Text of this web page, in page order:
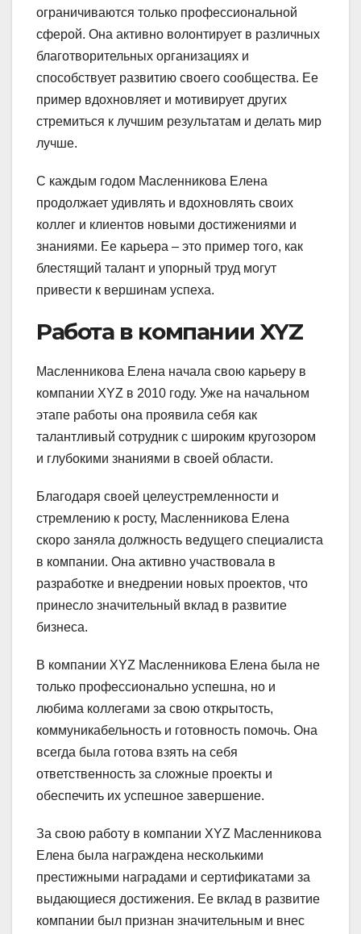
ограничиваются только профессиональной
сферой. Она активно волонтирует в различных
благотворительных организациях и
способствует развитию своего сообщества. Ее
пример вдохновляет и мотивирует других
стремиться к лучшим результатам и делать мир
лучше.
С каждым годом Масленникова Елена
продолжает удивлять и вдохновлять своих
коллег и клиентов новыми достижениями и
знаниями. Ее карьера – это пример того, как
блестящий талант и упорный труд могут
привести к вершинам успеха.
Работа в компании XYZ
Масленникова Елена начала свою карьеру в
компании XYZ в 2010 году. Уже на начальном
этапе работы она проявила себя как
талантливый сотрудник с широким кругозором
и глубокими знаниями в своей области.
Благодаря своей целеустремленности и
стремлению к росту, Масленникова Елена
скоро заняла должность ведущего специалиста
в компании. Она активно участвовала в
разработке и внедрении новых проектов, что
принесло значительный вклад в развитие
бизнеса.
В компании XYZ Масленникова Елена была не
только профессионально успешна, но и
любима коллегами за свою открытость,
коммуникабельность и готовность помочь. Она
всегда была готова взять на себя
ответственность за сложные проекты и
обеспечить их успешное завершение.
За свою работу в компании XYZ Масленникова
Елена была награждена несколькими
престижными наградами и сертификатами за
выдающиеся достижения. Ее вклад в развитие
компании был признан значительным и внес